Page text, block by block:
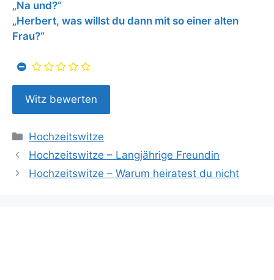
„Na und?“
„Herbert, was willst du dann mit so einer alten
Frau?“
Kategorien
Hochzeitswitze
Hochzeitswitze – Langjährige Freundin
Hochzeitswitze – Warum heiratest du nicht